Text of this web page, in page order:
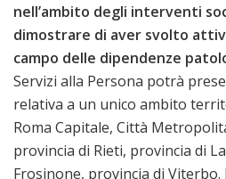
nell’ambito degli interventi
dimostrare di aver svolto
campo delle dipendenze
Servizi alla Persona potrà
relativa a un unico ambito
Roma Capitale, Città
provincia di Rieti, provincia di
Frosinone, provincia di Viterbo.